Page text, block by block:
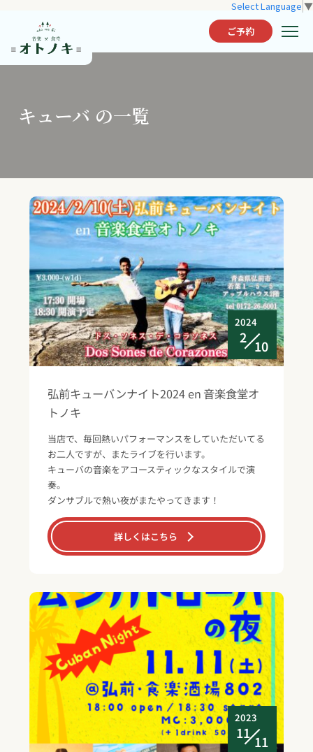
Select Language ▼
ご予約
キューバ の一覧
2024
2
10
弘前キューバンナイト2024 en 音楽食堂オ
トノキ
当店で、毎回熱いパフォーマンスをしていただいてる
お二人ですが、またライブを行います。
キューバの音楽をアコースティックなスタイルで演
奏。
ダンサブルで熱い夜がまたやってきます！
詳しくはこちら
2023
11
11